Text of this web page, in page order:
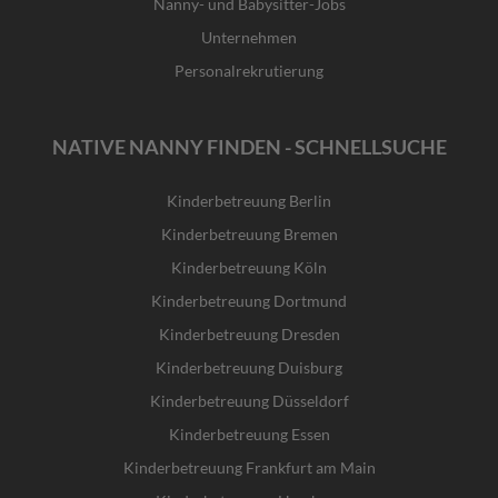
Unternehmen
Personalrekrutierung
NATIVE NANNY FINDEN - SCHNELLSUCHE
Kinderbetreuung Berlin
Kinderbetreuung Bremen
Kinderbetreuung Köln
Kinderbetreuung Dortmund
Kinderbetreuung Dresden
Kinderbetreuung Duisburg
Kinderbetreuung Düsseldorf
Kinderbetreuung Essen
Kinderbetreuung Frankfurt am Main